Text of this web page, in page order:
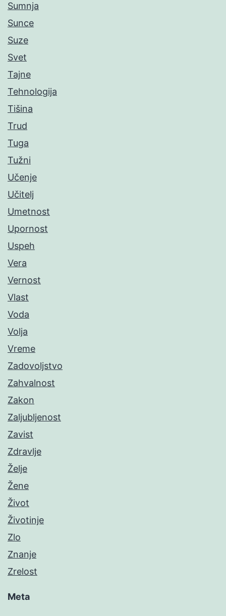
Sumnja
Sunce
Suze
Svet
Tajne
Tehnologija
Tišina
Trud
Tuga
Tužni
Učenje
Učitelj
Umetnost
Upornost
Uspeh
Vera
Vernost
Vlast
Voda
Volja
Vreme
Zadovoljstvo
Zahvalnost
Zakon
Zaljubljenost
Zavist
Zdravlje
Želje
Žene
Život
Životinje
Zlo
Znanje
Zrelost
Meta